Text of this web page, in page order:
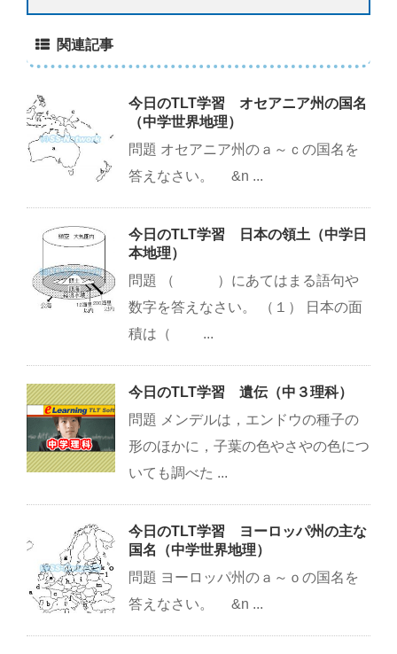
関連記事
今日のTLT学習 オセアニア州の国名
（中学世界地理）
問題 オセアニア州のａ～ｃの国名を
答えなさい。 &n ...
今日のTLT学習 日本の領土（中学日
本地理）
問題 （ ）にあてはまる語句や
数字を答えなさい。 （１） 日本の面
積は（ ...
今日のTLT学習 遺伝（中３理科）
問題 メンデルは，エンドウの種子の
形のほかに，子葉の色やさやの色につ
いても調べた ...
今日のTLT学習 ヨーロッパ州の主な
国名（中学世界地理）
問題 ヨーロッパ州のａ～ｏの国名を
答えなさい。 &n ...